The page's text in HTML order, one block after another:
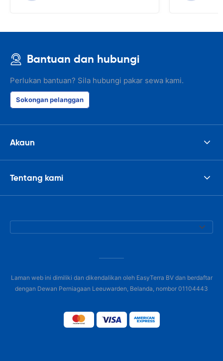
Bantuan dan hubungi
Perlukan bantuan? Sila hubungi pakar sewa kami.
Sokongan pelanggan
Akaun
Tentang kami
Laman web ini dimiliki dan dikendalikan oleh EasyTerra BV dan berdaftar
dengan Dewan Perniagaan Leeuwarden, Belanda, nombor 01104443